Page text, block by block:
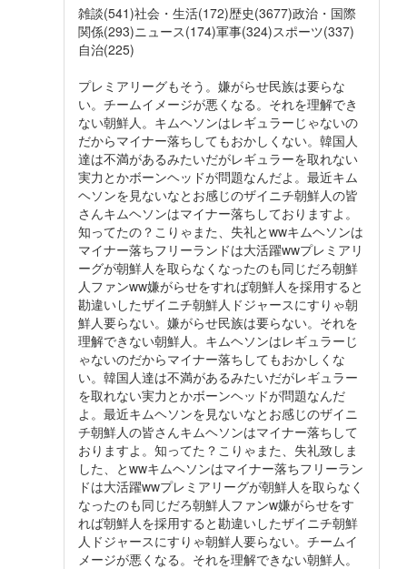
雑談(541)社会・生活(172)歴史(3677)政治・国際
関係(293)ニュース(174)軍事(324)スポーツ(337)
自治(225)
プレミアリーグもそう。嫌がらせ民族は要らな
い。チームイメージが悪くなる。それを理解でき
ない朝鮮人。キムヘソンはレギュラーじゃないの
だからマイナー落ちしてもおかしくない。韓国人
達は不満があるみたいだがレギュラーを取れない
実力とかボーンヘッドが問題なんだよ。最近キム
ヘソンを見ないなとお感じのザイニチ朝鮮人の皆
さんキムヘソンはマイナー落ちしておりますよ。
知ってたの？こりゃまた、失礼とwwキムヘソンは
マイナー落ちフリーランドは大活躍wwプレミアリ
ーグが朝鮮人を取らなくなったのも同じだろ朝鮮
人ファンww嫌がらせをすれば朝鮮人を採用すると
勘違いしたザイニチ朝鮮人ドジャースにすりゃ朝
鮮人要らない。嫌がらせ民族は要らない。それを
理解できない朝鮮人。キムヘソンはレギュラーじ
ゃないのだからマイナー落ちしてもおかしくな
い。韓国人達は不満があるみたいだがレギュラー
を取れない実力とかボーンヘッドが問題なんだ
よ。最近キムヘソンを見ないなとお感じのザイニ
チ朝鮮人の皆さんキムヘソンはマイナー落ちして
おりますよ。知ってた？こりゃまた、失礼致しま
した、とwwキムヘソンはマイナー落ちフリーラン
ドは大活躍wwプレミアリーグが朝鮮人を取らなく
なったのも同じだろ朝鮮人ファンw嫌がらせをす
れば朝鮮人を採用すると勘違いしたザイニチ朝鮮
人ドジャースにすりゃ朝鮮人要らない。チームイ
メージが悪くなる。それを理解できない朝鮮人。